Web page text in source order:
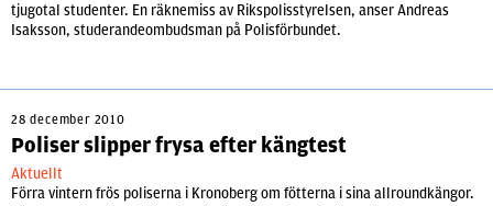
tjugotal studenter. En räknemiss av Rikspolisstyrelsen, anser Andreas
Isaksson, studerandeombudsman på Polisförbundet.
28 december 2010
Poliser slipper frysa efter kängtest
Aktuellt
Förra vintern frös poliserna i Kronoberg om fötterna i sina allroundkängor.